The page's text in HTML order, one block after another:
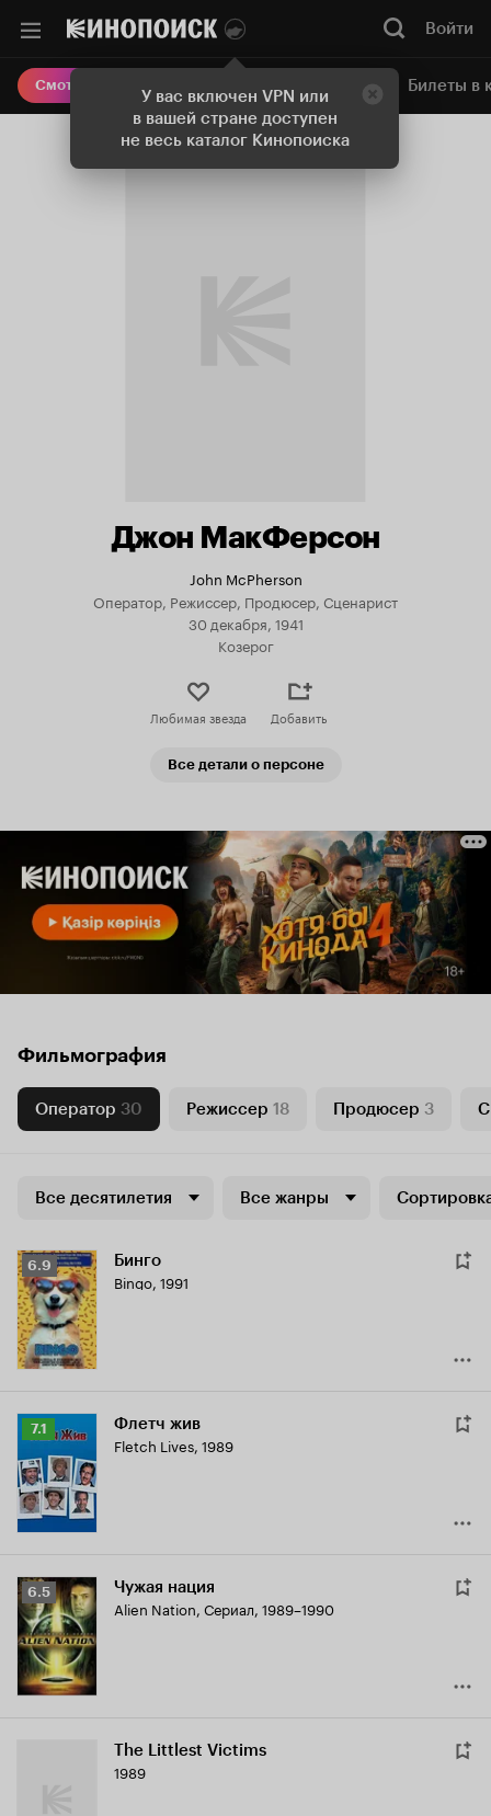
У вас включен VPN или
в вашей стране доступен
не весь каталог Кинопоиска
Войти
Смотреть кино Онлайн-кинотеатр Билеты в
Джон МакФерсон
John McPherson
Оператор, Режиссер, Продюсер, Сценарист
30 декабря, 1941
Козерог
Любимая звезда Добавить
Все детали о персоне
Фильмография
Оператор 30 Режиссер 18 Продюсер 3
Все десятилетия Все жанры
Рейтинг
Кинопоиска
6.9
6.9 Бинго
Bingo, 1991
Рейтинг
7.1
7.1 Флетч жив
Fletch Lives, 1989
Рейтинг
Кинопоиска
6.5
6.5 Чужая нация
Alien Nation, Сериал, 1989–1990
The Littlest Victims
1989